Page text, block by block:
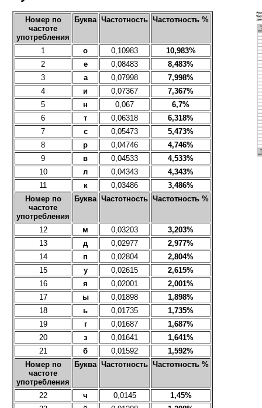
Номер по
частоте
употребления
Буква Частотность Частотность %
1 о 0,10983
10,983%
2
е 0,08483
8,483%
3
а 0,07998
7,998%
4
и 0,07367
7,367%
5
н 0,067
6,7%
6
т 0,06318
6,318%
7
с 0,05473
5,473%
8
р 0,04746
4,746%
9
в 0,04533
4,533%
10
л 0,04343
4,343%
11
к 0,03486
3,486%
Номер по
частоте
употребления
Буква Частотность Частотность %
12 м 0,03203
3,203%
13
д 0,02977
2,977%
14
п 0,02804
2,804%
15
у 0,02615
2,615%
16
я 0,02001
2,001%
17
ы 0,01898
1,898%
18
ь 0,01735
1,735%
19
г 0,01687
1,687%
20
з 0,01641
1,641%
21
б 0,01592
1,592%
Номер по
частоте
употребления
Буква Частотность Частотность %
22 ч 0,0145
1,45%